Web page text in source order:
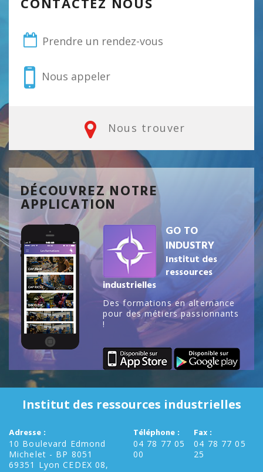
Prendre un rendez-vous
Nous appeler
Nous trouver
DÉCOUVREZ NOTRE
APPLICATION
GO TO
INDUSTRY
Institut des
ressources
industrielles
Des formations en alternance
pour des métiers passionnants
!
Institut des ressources industrielles
Adresse :
10 Boulevard Edmond
Michelet - BP 8051
69351 Lyon CEDEX 08,
Téléphone :
04 78 77 05
00
Fax :
04 78 77 05
25